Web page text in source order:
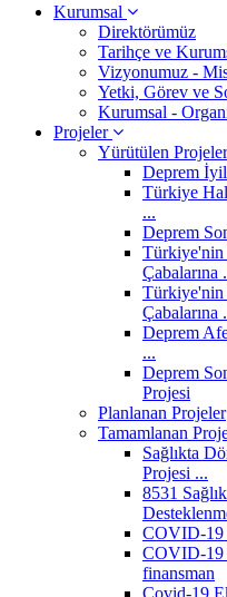
Kurumsal
Direktörümüz
Tarihçe ve
Vizyonumuz -
Yetki, Görev ve
Kurumsal -
Projeler
Yürütülen Projeler
Deprem
Türkiye
...
Deprem
Türkiye'nin
Çabalarına
Türkiye'nin
Çabalarına
Deprem
...
Deprem
Projesi
Planlanan Projeler
Tamamlanan
Sağlıkta
Projesi ...
8531
COVID-19
COVID-19
finansman
Covid-19